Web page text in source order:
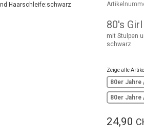
80's
mit Stulpen
schwarz
Zeige alle
80er Jahre
80er
24,90